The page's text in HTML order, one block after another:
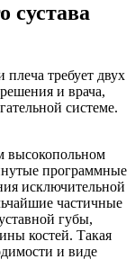
сустава
требует двух
и врача,
системе.
высокопольном
программные
исключительной
частичные
губы,
костей. Такая
и виде